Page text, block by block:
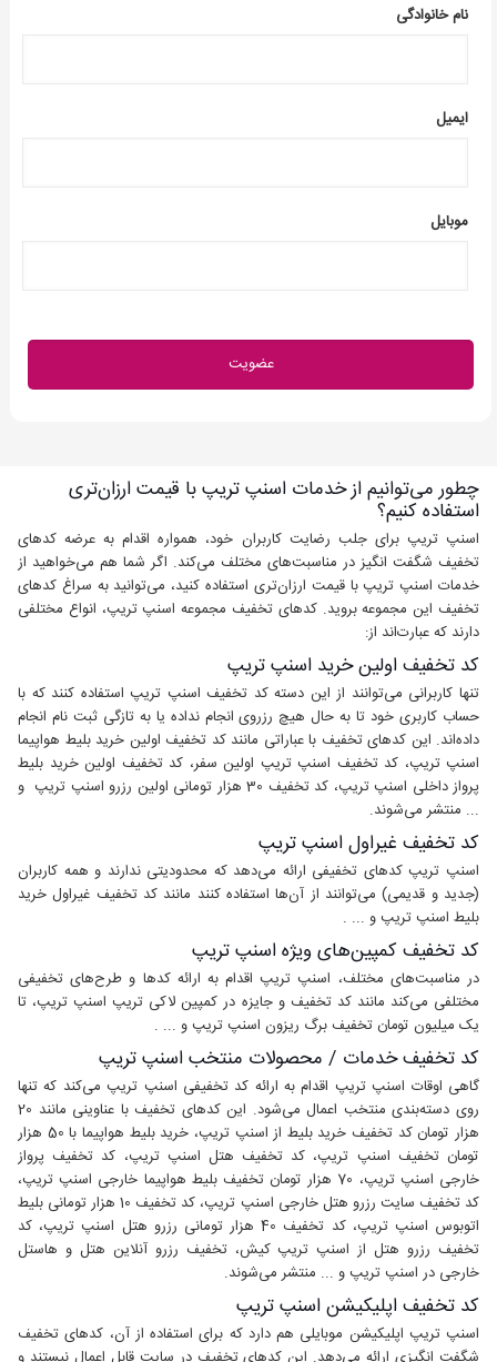
نام خانوادگی
ایمیل
موبایل
چطور می‌توانیم از خدمات اسنپ تریپ با قیمت ارزان‌تری
استفاده کنیم؟
اسنپ تریپ برای جلب رضایت کاربران خود،‌ همواره اقدام به عرضه کدهای
تخفیف شگفت انگیز در مناسبت‌های مختلف می‌کند. اگر شما هم می‌خواهید از
خدمات اسنپ تریپ با قیمت ارزان‌تری استفاده کنید، می‌توانید به سراغ کدهای
تخفیف این مجموعه بروید. کدهای تخفیف مجموعه اسنپ تریپ، انواع مختلفی
دارند که عبارت‌اند از:
کد تخفیف اولین خرید اسنپ تریپ
تنها کاربرانی می‌توانند از این دسته کد تخفیف اسنپ تریپ استفاده کنند که با
حساب کاربری خود تا به حال هیچ رزروی انجام نداده یا به تازگی ثبت نام انجام
داده‌اند. این کدهای تخفیف با عباراتی مانند کد تخفیف اولین خرید بلیط هواپیما
اسنپ تریپ، کد تخفیف اسنپ تریپ اولین سفر، کد تخفیف اولین خرید بلیط
پرواز داخلی اسنپ تریپ، کد تخفیف 30 هزار تومانی اولین رزرو اسنپ تریپ و
... منتشر می‌شوند.
کد تخفیف غیراول اسنپ تریپ
اسنپ تریپ کدهای تخفیفی ارائه می‌دهد که محدودیتی ندارند و همه کاربران
(جدید و قدیمی) می‌توانند از آن‌ها استفاده کنند مانند کد تخفیف غیراول خرید
بلیط اسنپ تریپ و ... .
کد تخفیف کمپین‌های ویژه اسنپ تریپ
در مناسبت‌های مختلف، اسنپ تریپ اقدام به ارائه کدها و طرح‌های تخفیفی
مختلفی می‌کند مانند کد تخفیف و جایزه در کمپین لاکی تریپ اسنپ تریپ، تا
یک میلیون تومان تخفیف برگ ریزون اسنپ تریپ و ... .
کد تخفیف خدمات / محصولات منتخب اسنپ تریپ
گاهی اوقات اسنپ تریپ اقدام به ارائه کد تخفیفی اسنپ تریپ می‌کند که تنها
روی دسته‌بندی منتخب اعمال می‌شود. این کدهای تخفیف با عناوینی مانند 20
هزار تومان کد تخفیف خرید بلیط از اسنپ تریپ، خرید بلیط هواپیما با 50 هزار
تومان تخفیف اسنپ تریپ، کد تخفیف هتل اسنپ تریپ، کد تخفیف پرواز
خارجی اسنپ تریپ، 70 هزار تومان تخفیف بلیط هواپیما خارجی اسنپ تریپ،
کد تخفیف سایت رزرو هتل خارجی اسنپ تریپ، کد تخفیف 10 هزار تومانی بلیط
اتوبوس اسنپ تریپ، کد تخفیف 40 هزار تومانی رزرو هتل اسنپ تریپ، کد
تخفیف رزرو هتل از اسنپ تریپ کیش، تخفیف رزرو آنلاین هتل و هاستل
خارجی در اسنپ تریپ و ... منتشر می‌شوند.
کد تخفیف اپلیکیشن اسنپ تریپ
اسنپ تریپ اپلیکیشن موبایلی هم دارد که برای استفاده از آن، کدهای تخفیف